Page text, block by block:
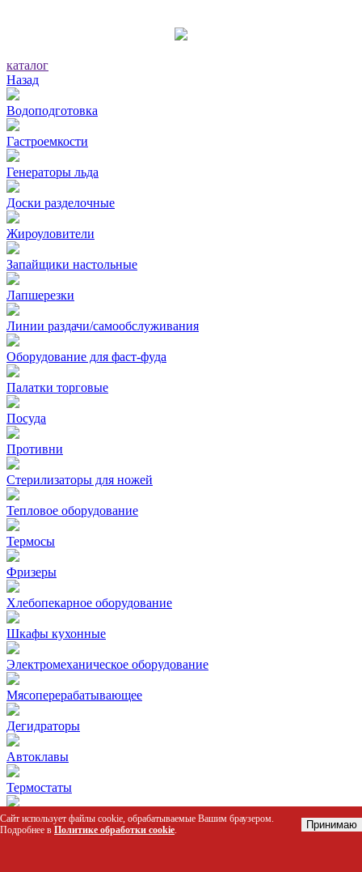
каталог
Назад
Водоподготовка
Гастроемкости
Генераторы льда
Доски разделочные
Жироуловители
Запайщики настольные
Лапшерезки
Линии раздачи/самообслуживания
Оборудование для фаст-фуда
Палатки торговые
Посуда
Противни
Стерилизаторы для ножей
Тепловое оборудование
Термосы
Фризеры
Хлебопекарное оборудование
Шкафы кухонные
Электромеханическое оборудование
Мясоперерабатывающее
Дегидраторы
Автоклавы
Термостаты
Колоды разрубочные
Сайт использует файлы cookie, обрабатываемые Вашим браузером.
Подробнее в Политике обработки cookie. Принимаю